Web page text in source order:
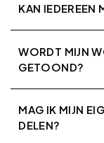
KAN IEDEREEN
WORDT MIJN
GETOOND?
MAG IK MIJN
DELEN?